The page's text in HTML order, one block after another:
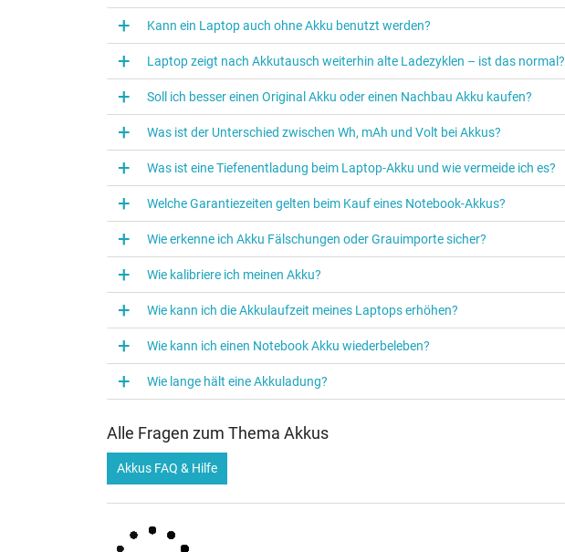
Kann ein Laptop auch ohne Akku benutzt werden?
Laptop zeigt nach Akkutausch weiterhin alte Ladezyklen – ist das normal?
Soll ich besser einen Original Akku oder einen Nachbau Akku kaufen?
Was ist der Unterschied zwischen Wh, mAh und Volt bei Akkus?
Was ist eine Tiefenentladung beim Laptop‑Akku und wie vermeide ich es?
Welche Garantiezeiten gelten beim Kauf eines Notebook-Akkus?
Wie erkenne ich Akku Fälschungen oder Grauimporte sicher?
Wie kalibriere ich meinen Akku?
Wie kann ich die Akkulaufzeit meines Laptops erhöhen?
Wie kann ich einen Notebook Akku wiederbeleben?
Wie lange hält eine Akkuladung?
Alle Fragen zum Thema Akkus
Akkus FAQ & Hilfe